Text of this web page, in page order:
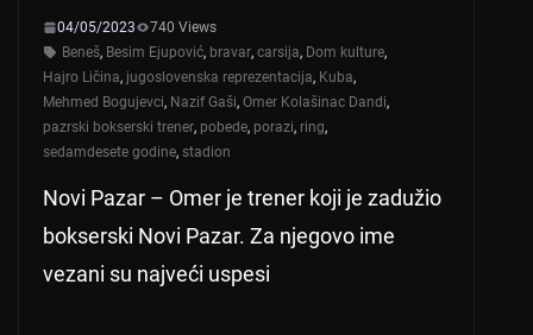
04/05/2023
740 Views
Beneš, Besim Ejupović, bravar, carsija, Dom kulture,
Hajro Ličina, jugoslovenska reprezentacija, Kuba,
Mehmed Bogujevci, Nazif Gaši, Omer Kolašinac Dandi,
pazrski bokserski trener, pobede, porazi, ring,
sedamdesete godine, stadion
Novi Pazar – Omer je trener koji je zadužio
bokserski Novi Pazar. Za njegovo ime
vezani su najveći uspesi